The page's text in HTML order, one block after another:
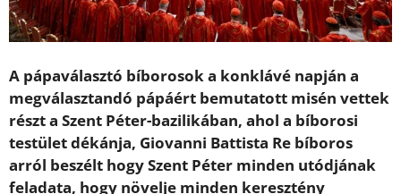
A pápaválasztó bíborosok a konklávé napján a
megválasztandó pápáért bemutatott misén vettek
részt a Szent Péter-bazilikában, ahol a bíborosi
testület dékánja, Giovanni Battista Re bíboros
arról beszélt hogy Szent Péter minden utódjának
feladata, hogy növelje minden keresztény